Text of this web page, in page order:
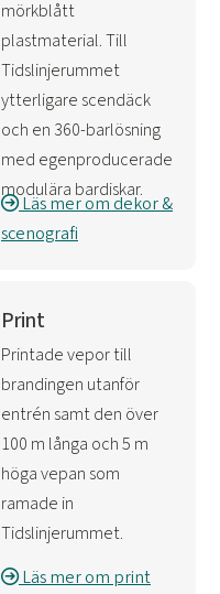
mörkblått
plastmaterial. Till
Tidslinjerummet
ytterligare scendäck
och en 360-barlösning
med egenproducerade
modulära bardiskar.
Läs mer om dekor &
scenografi
Print
Printade vepor till
brandingen utanför
entrén samt den över
100 m långa och 5 m
höga vepan som
ramade in
Tidslinjerummet.
Läs mer om print